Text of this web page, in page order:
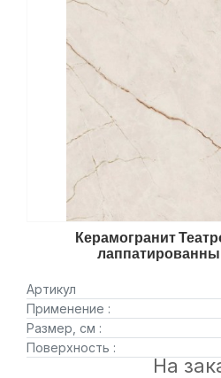
Керамогранит
Артикул
Применение :
Размер, см :
Поверхность :
На